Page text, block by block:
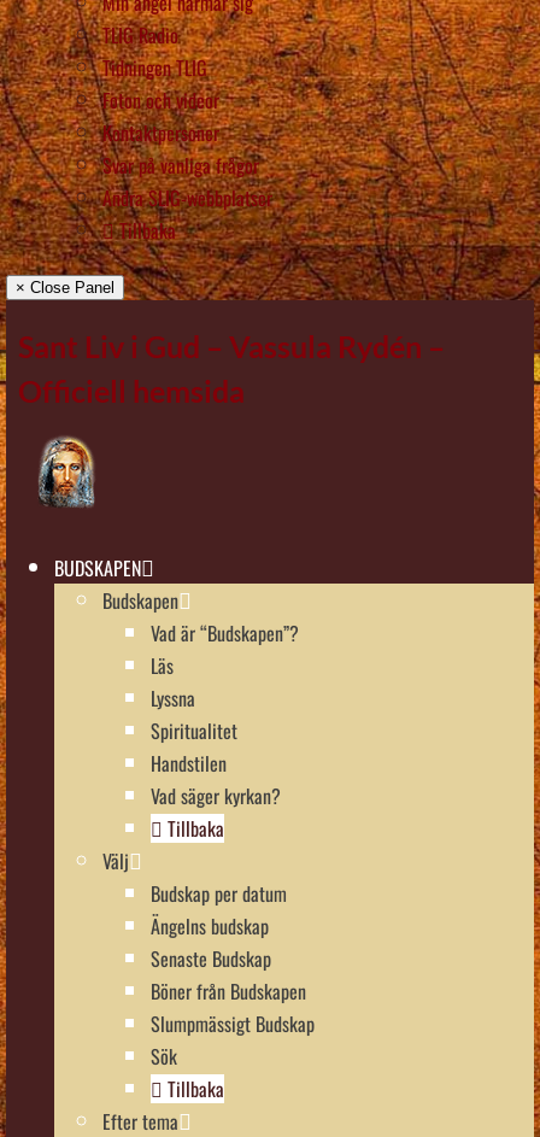
TLIG Radio
Tidningen TLIG
Foton och videor
Kontaktpersoner
Svar på vanliga frågor
Andra SLIG-webbplatser
Tillbaka
× Close Panel
Sant Liv i Gud – Vassula Rydén –
Officiell hemsida
BUDSKAPEN
Budskapen
Vad är “Budskapen”?
Läs
Lyssna
Spiritualitet
Handstilen
Vad säger kyrkan?
Tillbaka
Välj
Budskap per datum
Ängelns budskap
Senaste Budskap
Böner från Budskapen
Slumpmässigt Budskap
Sök
Tillbaka
Efter tema